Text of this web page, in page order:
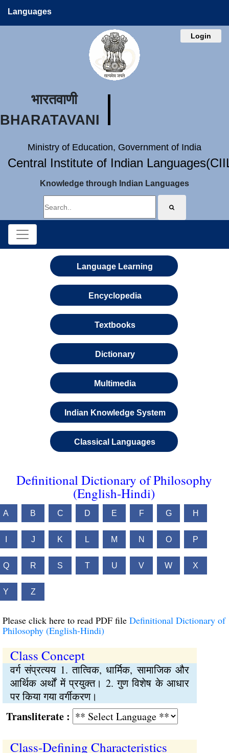
Languages
Login
भारतवाणी
BHARATAVANI
Ministry of Education, Government of India
Central Institute of Indian
Knowledge through Indian Languages
Language Learning
Encyclopedia
Textbooks
Dictionary
Multimedia
Indian Knowledge System
Classical Languages
Definitional Dictionary of Philosophy
(English-Hindi)
A B C D E F G H
J K L M N O P
Q R S T U V W X
Y Z
Please click here to read PDF file Definitional Dictionary of
Philosophy (English-Hindi)
Class Concept
वर्ग संप्रत्यय 1. तात्विक, धार्मिक, सामाजिक और
आर्थिक अर्थों में प्रयुक्त। 2. गुण विशेष के आधार
पर किया गया वर्गीकरण।
:
Class-Defining Characteristics